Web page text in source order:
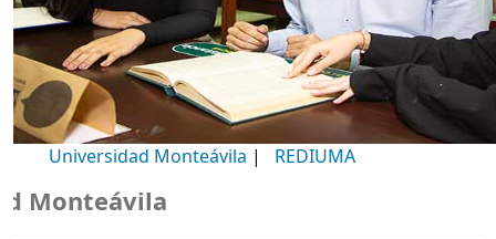
Universidad Monteávila | REDIUMA